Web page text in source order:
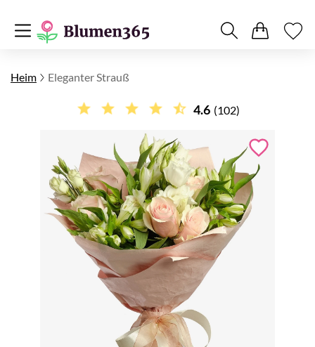
Heim Eleganter Strauß
4.6 (102)